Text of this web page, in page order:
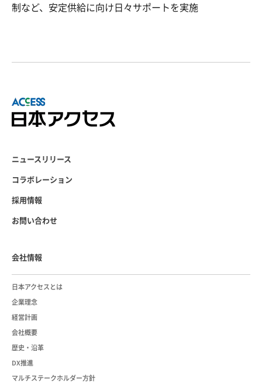
制など、安定供給に向け日々サポートを実施
ニュースリリース
コラボレーション
採用情報
お問い合わせ
会社情報
日本アクセスとは
企業理念
経営計画
会社概要
歴史・沿革
DX推進
マルチステークホルダー方針